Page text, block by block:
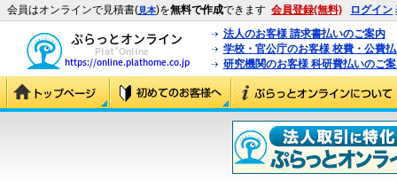
会員はオンラインで見積書(見本)を無料で作成できます 会員登録(無料) ログイン
法人のお客様 請求書払いのご案内
学校・官公庁のお客様 校費・公費
研究機関のお客様 科研費払いのご